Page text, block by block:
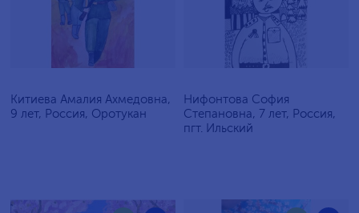
Китиева Амалия Ахмедовна,
9 лет, Россия, Оротукан
Нифонтова София
Степановна, 7 лет, Россия,
пгт. Ильский